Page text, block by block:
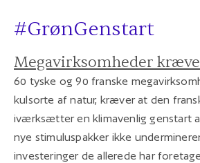
#GrønGenstart
Megavirksomheder
60 tyske og 90 franske
kulsorte af natur, kræver at den
iværksætter en klimavenlig genstart
nye stimuluspakker ikke
investeringer de allerede har